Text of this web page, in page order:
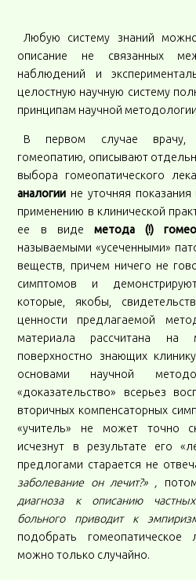
Любую систему знаний
описание не связанных
наблюдений и
целостную научную систему
принципам научной
В первом случае врачу,
гомеопатию, описывают
выбора гомеопатического
аналогии не уточняя
применению в клинической
ее в виде метода (!)
называемыми «усеченными»
веществ, причем ничего не
симптомов и
которые, якобы,
ценности предлагаемой
материала рассчитана на
поверхностно знающих
основами научной
«доказательство» всерьез
вторичных компенсаторных
«учитель» не может точно
исчезнут в результате его
предлогами старается не
заболевание он лечит?» ,
диагноза к описанию
больного приводит к
подобрать гомеопатическое
можно только случайно.